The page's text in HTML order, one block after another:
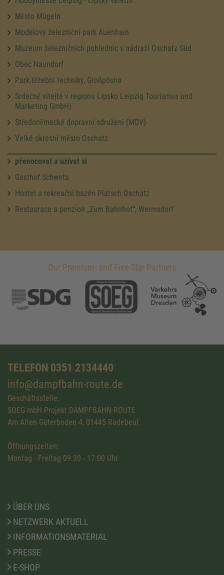
Město Mügeln
Modelový železniční park Auenhain
Muzeum železničních pohlednic v nádraží Oschatz Süd
Obec Naundorf
Park těžební techniky, Großpösna
Srdečně vítejte v regionu Lipsko Leipzig Tourismus und
Marketing GmbH)
Středoněmecké dopravní sdružení (MDV)
Velké okresní město Oschatz
přenocovat a užívat si
Gasthof Schweta
Hostel a rekreační bazén Platsch Oschatz
Restaurace a penzion „Zum Bahnhof“, Wermsdorf
Our Premium- and Five-Star Partners
TELEFON 0351 2134440
info@dampfbahn-route.de
Geschäftsstelle:
SOEG mbH Projekt DAMPFBAHN-ROUTE
Am Alten Güterboden 4, 01445 Radebeul
Öffnungszeiten:
Montag - Freitag 09:30 - 17:00 Uhr
ÜBER UNS
NETZWERK AKTUELL
INFORMATIONSMATERIAL
PRESSE
E-SHOP